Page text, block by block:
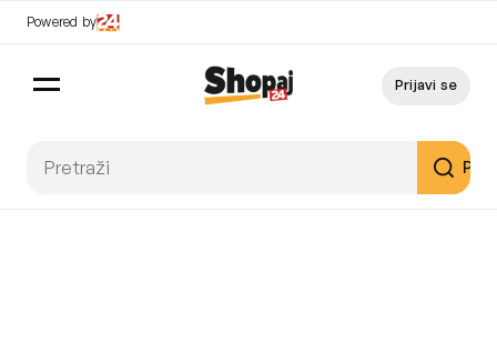
Powered by
Prijavi se